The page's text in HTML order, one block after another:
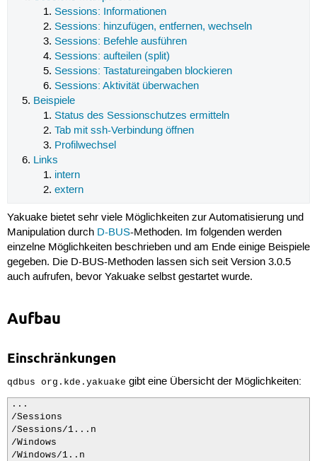
Sessions: Informationen
Sessions: hinzufügen, entfernen, wechseln
Sessions: Befehle ausführen
Sessions: aufteilen (split)
Sessions: Tastatureingaben blockieren
Sessions: Aktivität überwachen
Beispiele
Status des Sessionschutzes ermitteln
Tab mit ssh-Verbindung öffnen
Profilwechsel
Links
intern
extern
Yakuake bietet sehr viele Möglichkeiten zur Automatisierung und
Manipulation durch D-BUS-Methoden. Im folgenden werden
einzelne Möglichkeiten beschrieben und am Ende einige Beispiele
gegeben. Die D-BUS-Methoden lassen sich seit Version 3.0.5
auch aufrufen, bevor Yakuake selbst gestartet wurde.
Aufbau
Einschränkungen
qdbus org.kde.yakuake gibt eine Übersicht der Möglichkeiten:
...
/Sessions
/Sessions/1...n
/Windows
/Windows/1..n